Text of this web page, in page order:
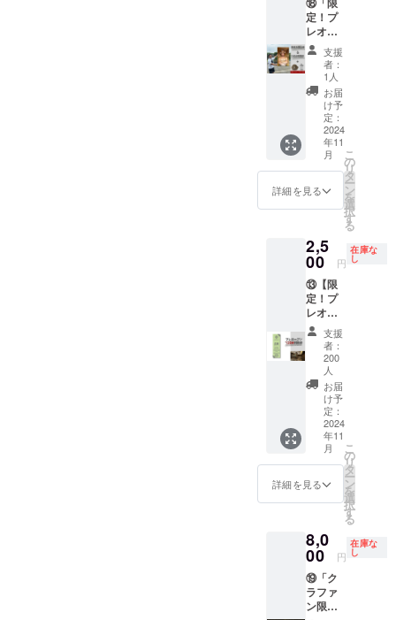
・現金
への交
換不可
・紛失
の際は
再発行
不可 ・
個室は
使用不
は使用
不可 ・
ご利用
の際は
身分証
の提示
をお願
いしま
す ・ご
本人１
名様の
み利用
通常利
用券と
して利
用可能
その
場合の
有効期
間はグ
ランド
オープ
ンから1
年間
不可 ・
プレ
オープ
ン期間
は12月
中旬～1
月中旬
の内10
日間程
度を予
定して
おりま
プレ
オープ
なかっ
た方は
通常利
用券と
して利
用可能
その
場合の
有効期
間はグ
ランド
オープ
ンから1
年間
の参加
となり
ます。
・男女
ご利用
できま
す。 ・
脱衣所
以外は
撮影可
能 ・本
券１枚
につき
１名様
への交
換不可
・紛失
の際は
再発行
不可 ・
個室は
使用不
可 ・プ
レオー
プン期
間は12
月中旬
～1月中
旬の内
10日間
予定し
ており
日に参
加でき
なかっ
た方は
通常利
用券と
滞在
費：支
援者様
の交通
費や滞
在費は
各自で
ご負担
くださ
い。 ※
詳細は
メール
で連絡
しま
初旬～
11月中
旬の間
の半日
を予定
してお
ります
・13：
30～
14：
00 現
地視察
14：
30～
17：
00 水
サウナ
温度会
ク120分
利用券
×5枚】
※本人意
外も利
用可能
定！プ
レオー
プン 猿
兄とサ
ウナに
入れる
権利+パ
ブリッ
ク120分
利用券
+１ドリ
ンク+サ
ウナ
ハッ
ト」 ・
完成ま
での秘
話、総
工費、
人生相
談、サ
ウナへ
の想い
など、
何でも
ありで
す！一
緒に
「とと
のい」
ましょ
う！
「利用
～
CLOSE
（120
分）
「サー
ビス内
支援
者：
1人
お届
け予
定：
2024
年11
月
詳細を見る
こ
の
リ
タ
ー
ン
を
選
択
す
る
2,5
00 円
在庫な
し
⑬【限
定！プ
レオー
プン パ
ブリッ
ク120分
利用
券】 ※
ご本人
以外の
方も利
用可。
プレゼ
ント利
用もオ
可能時
間」 ・
OPEN
～
CLOSE
（120
支援
者：
200
人
お届
け予
定：
2024
年11
月
詳細を見る
こ
の
リ
タ
ー
ン
を
選
択
す
る
8,0
00 円
在庫な
し
⑲「ク
ラファ
ン限